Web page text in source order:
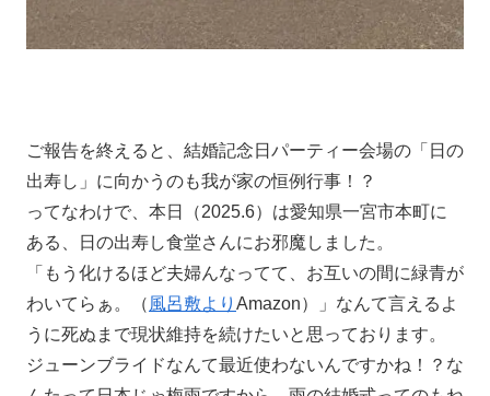
ご報告を終えると、結婚記念日パーティー会場の「日の
出寿し」に向かうのも我が家の恒例行事！？
ってなわけで、本日（2025.6）は愛知県一宮市本町に
ある、日の出寿し食堂さんにお邪魔しました。
「もう化けるほど夫婦んなってて、お互いの間に緑青が
わいてらぁ。（ 風呂敷より Amazon）」なんて言えるよ
うに死ぬまで現状維持を続けたいと思っております。
ジューンブライドなんて最近使わないんですかね！？な